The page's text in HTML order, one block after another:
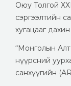
Оюу Толгой
сэргээлтийн
хугацааг
“Монголын
нүүрсний
санхүүгийн